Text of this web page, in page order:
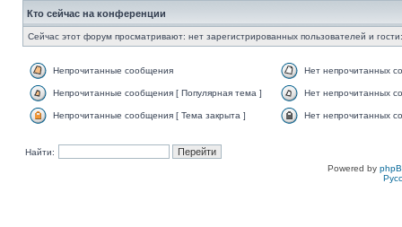
Кто сейчас на конференции
Сейчас этот форум просматривают: нет зарегистрированных пользователей и
Непрочитанные сообщения Нет непрочитанных
Непрочитанные сообщения [ Популярная тема ] Нет непрочитанных
Непрочитанные сообщения [ Тема закрыта ] Нет непрочитанных
Найти:
Powered by